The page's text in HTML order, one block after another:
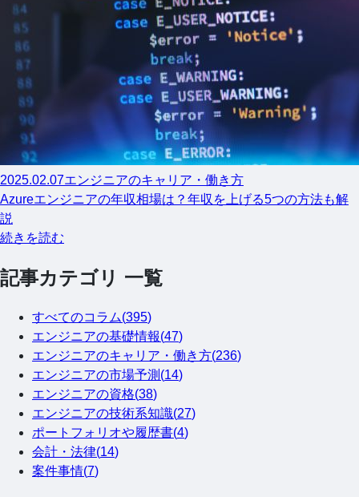
2025.02.07エンジニアのキャリア・働き方
Azureエンジニアの年収相場は？年収を上げる5つの方法も解
説
続きを読む
記事カテゴリ 一覧
すべてのコラム(395)
エンジニアの基礎情報(47)
エンジニアのキャリア・働き方(236)
エンジニアの市場予測 (14)
エンジニアの資格(38)
エンジニアの技術系知識(27)
ポートフォリオや履歴書(4)
会計・法律(14)
案件事情(7)